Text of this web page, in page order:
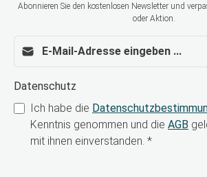
Abonnieren Sie den kostenlosen Newsletter und
oder Aktion.
Datenschutz
Ich habe die
Kenntnis genommen und die AGB
mit ihnen einverstanden. *